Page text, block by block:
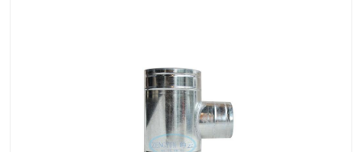
镁质防火风管
通风管道